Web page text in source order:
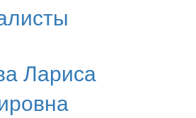
Лариса